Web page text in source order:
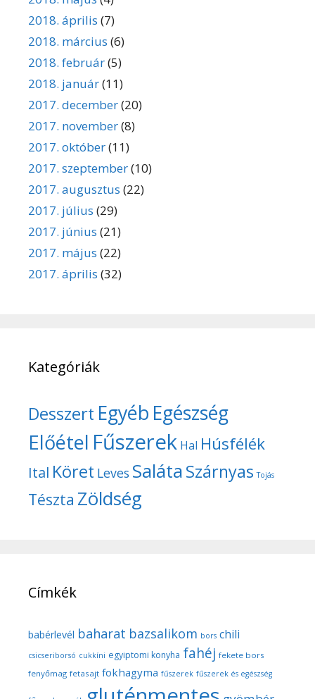
2018. április (7)
2018. március (6)
2018. február(5)
2018. január(11)
2017. december(20)
2017. november(8)
2017. október(11)
2017. szeptember(10)
2017. augusztus (22)
2017. július (29)
2017. június (21)
2017. május (22)
2017. április (32)
Kategóriák
Desszert Egyéb Egészség
Előétel Fűszerek Hal Húsfélék
Ital Köret Leves SalátaSzárnyas Tojás
Tészta Zöldség
Címkék
babérlevél baharat bazsalikom bors chili
csicseriborsó cukkíni egyiptomi konyha fahéj fekete bors
fenyőmag fetasajt fokhagyma fűszerek fűszerek és egészség